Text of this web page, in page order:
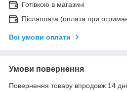
Готівкою в магазині
Післяплата (оплата при
Всі умови оплати
Умови повернення
Повернення товару впродовж 14